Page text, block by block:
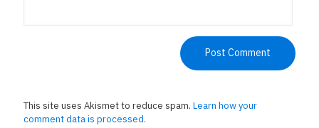
This site uses Akismet to reduce spam. Learn how your
comment data is processed.